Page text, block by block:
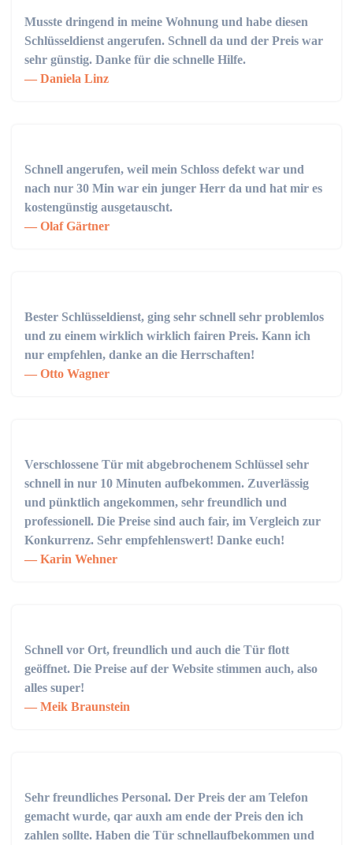
Musste dringend in meine Wohnung und habe diesen
Schlüsseldienst angerufen. Schnell da und der Preis war
sehr günstig. Danke für die schnelle Hilfe.
Daniela Linz
Schnell angerufen, weil mein Schloss defekt war und
nach nur 30 Min war ein junger Herr da und hat mir es
kostengünstig ausgetauscht.
Olaf Gärtner
Bester Schlüsseldienst, ging sehr schnell sehr problemlos
und zu einem wirklich wirklich fairen Preis. Kann ich
nur empfehlen, danke an die Herrschaften!
Otto Wagner
Verschlossene Tür mit abgebrochenem Schlüssel sehr
schnell in nur 10 Minuten aufbekommen. Zuverlässig
und pünktlich angekommen, sehr freundlich und
professionell. Die Preise sind auch fair, im Vergleich zur
Konkurrenz. Sehr empfehlenswert! Danke euch!
Karin Wehner
Schnell vor Ort, freundlich und auch die Tür flott
geöffnet. Die Preise auf der Website stimmen auch, also
alles super!
Meik Braunstein
Sehr freundliches Personal. Der Preis der am Telefon
gemacht wurde, qar auxh am ende der Preis den ich
zahlen sollte. Haben die Tür schnellaufbekommen und